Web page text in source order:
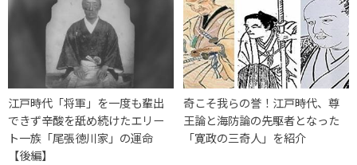
江戸時代「将軍」を一度も輩出
できず辛酸を舐め続けたエリー
ト一族「尾張徳川家」の運命
【後編】
奇こそ我らの誉！江戸時代、尊
王論と海防論の先駆者となった
「寛政の三奇人」を紹介